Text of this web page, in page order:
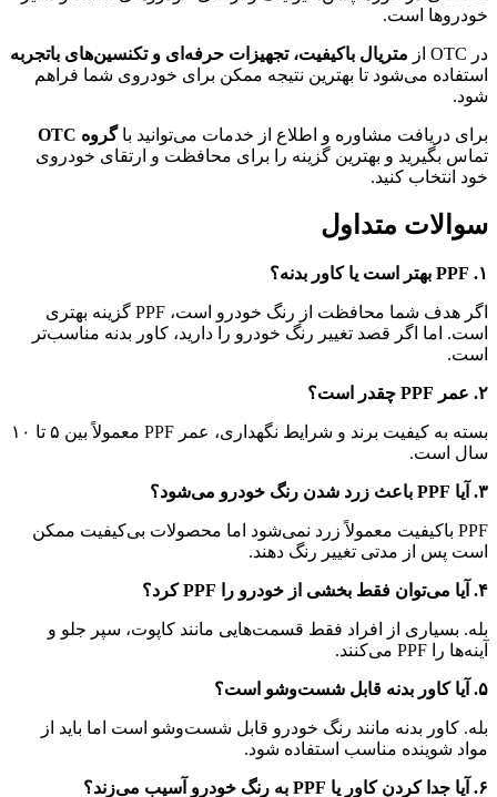
خودروها است.
در OTC از
متریال باکیفیت، تجهیزات حرفه‌ای و تکنسین‌های باتجربه
استفاده می‌شود تا بهترین نتیجه ممکن برای خودروی شما فراهم
شود.
برای دریافت مشاوره و اطلاع از خدمات می‌توانید باگروه OTC
تماس بگیرید و بهترین گزینه را برای محافظت و ارتقای خودروی
خود انتخاب کنید.
سوالات متداول
۱. PPF بهتر است یا کاور بدنه؟
اگر هدف شما محافظت از رنگ خودرو است، PPF گزینه بهتری
است. اما اگر قصد تغییر رنگ خودرو را دارید، کاور بدنه مناسب‌تر
است.
۲. عمر PPF چقدر است؟
بسته به کیفیت برند و شرایط نگهداری، عمر PPF معمولاً بین ۵ تا ۱۰
سال است.
۳. آیا PPF باعث زرد شدن رنگ خودرو می‌شود؟
PPF باکیفیت معمولاً زرد نمی‌شود اما محصولات بی‌کیفیت ممکن
است پس از مدتی تغییر رنگ دهند.
۴. آیا می‌توان فقط بخشی از خودرو را PPF کرد؟
بله. بسیاری از افراد فقط قسمت‌هایی مانند کاپوت، سپر جلو و
آینه‌ها را PPF می‌کنند.
۵. آیا کاور بدنه قابل شست‌وشو است؟
بله. کاور بدنه مانند رنگ خودرو قابل شست‌وشو است اما باید از
مواد شوینده مناسب استفاده شود.
۶. آیا جدا کردن کاور یا PPF به رنگ خودرو آسیب می‌زند؟